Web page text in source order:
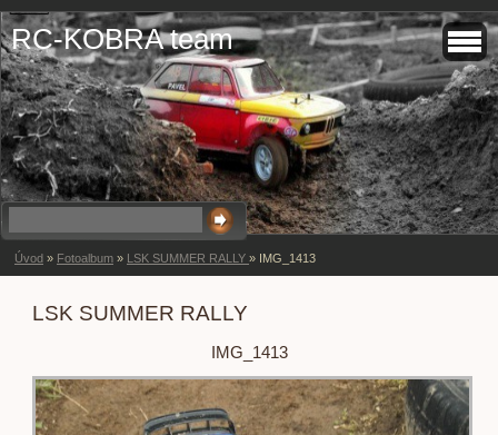
RC-KOBRA team
Úvod » Fotoalbum » LSK SUMMER RALLY » IMG_1413
LSK SUMMER RALLY
IMG_1413